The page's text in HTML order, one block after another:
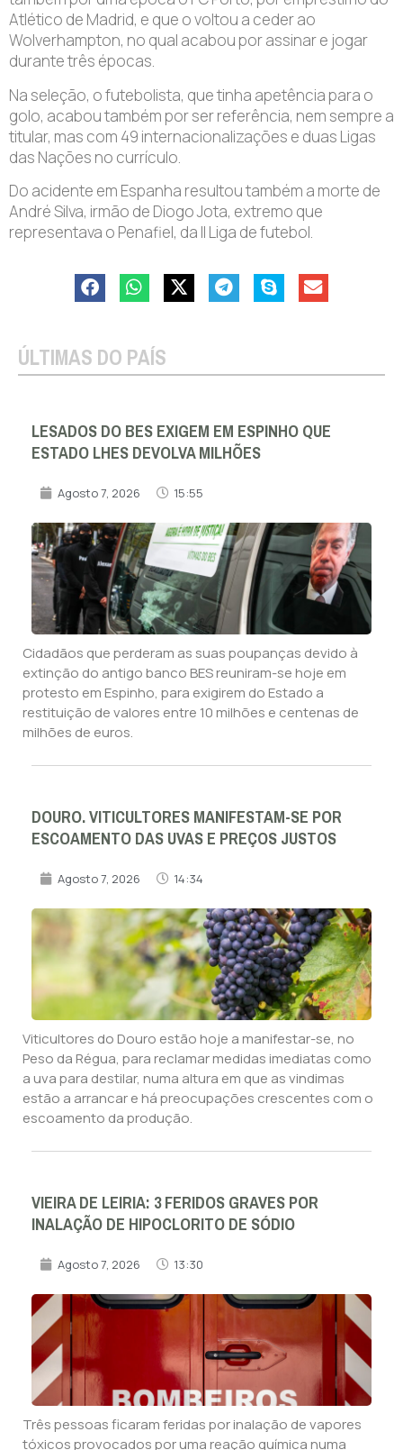
Atlético de Madrid, e que o voltou a ceder ao
Wolverhampton, no qual acabou por assinar e jogar
durante três épocas.
Na seleção, o futebolista, que tinha apetência para o
golo, acabou também por ser referência, nem sempre a
titular, mas com 49 internacionalizações e duas Ligas
das Nações no currículo.
Do acidente em Espanha resultou também a morte de
André Silva, irmão de Diogo Jota, extremo que
representava o Penafiel, da II Liga de futebol.
ÚLTIMAS DO PAÍS
LESADOS DO BES EXIGEM EM ESPINHO QUE
ESTADO LHES DEVOLVA MILHÕES
Agosto 7, 2026 15:55
Cidadãos que perderam as suas poupanças devido à
extinção do antigo banco BES reuniram-se hoje em
protesto em Espinho, para exigirem do Estado a
restituição de valores entre 10 milhões e centenas de
milhões de euros.
DOURO. VITICULTORES MANIFESTAM-SE POR
ESCOAMENTO DAS UVAS E PREÇOS JUSTOS
Agosto 7, 2026 14:34
Viticultores do Douro estão hoje a manifestar-se, no
Peso da Régua, para reclamar medidas imediatas como
a uva para destilar, numa altura em que as vindimas
estão a arrancar e há preocupações crescentes com o
escoamento da produção.
VIEIRA DE LEIRIA: 3 FERIDOS GRAVES POR
INALAÇÃO DE HIPOCLORITO DE SÓDIO
Agosto 7, 2026 13:30
Três pessoas ficaram feridas por inalação de vapores
tóxicos provocados por uma reação química numa